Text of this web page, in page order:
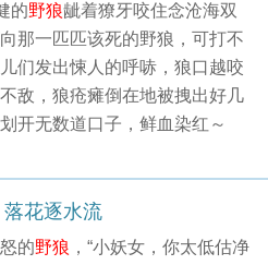
的野狼龇着獠牙咬住念沧海双
那一匹匹该死的野狼，可打不
们发出悚人的呼哧，狼口越咬
敌，狼疮瘫倒在地被拽出好几
开无数道口子，鲜血染红～
落花逐水流
的野狼 ，“小妖女，你太低估净